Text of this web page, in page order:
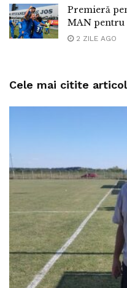
Premieră
MAN pentru
2 ZILE AGO
Cele mai citite